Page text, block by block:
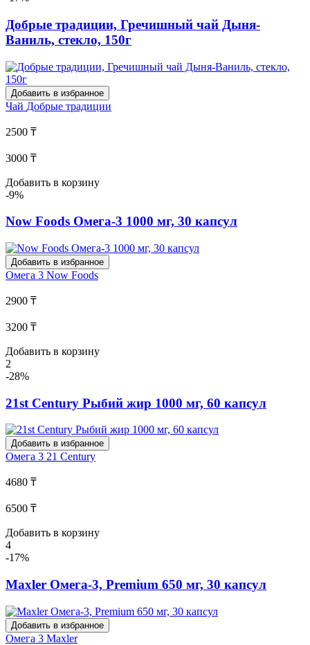
Добрые традиции, Гречишный чай Дыня-
Ваниль, стекло, 150г
Добавить в избранное
Чай Добрые традиции
2500 ₸
3000 ₸
Добавить в корзину
-9%
Now Foods Омега-3 1000 мг, 30 капсул
Добавить в избранное
Омега 3 Now Foods
2900 ₸
3200 ₸
Добавить в корзину
2
-28%
21st Century Рыбий жир 1000 мг, 60 капсул
Добавить в избранное
Омега 3 21 Century
4680 ₸
6500 ₸
Добавить в корзину
4
-17%
Maxler Омега-3, Premium 650 мг, 30 капсул
Добавить в избранное
Омега 3 Maxler